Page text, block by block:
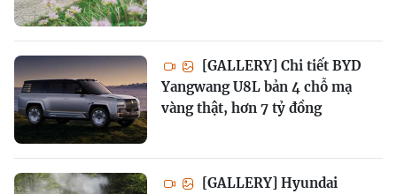
[GALLERY] Chi tiết BYD
Yangwang U8L bản 4 chỗ mạ
vàng thật, hơn 7 tỷ đồng
[GALLERY] Hyundai